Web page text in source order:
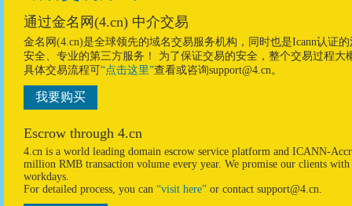
通过金名网(4.cn) 中介交易
金名网(4.cn)是全球领先的域名交易服务机构，同时也是Icann认证
安全、专业的第三方服务！ 为了保证交易的安全，整个交易过程大
具体交易流程可“点击这里”查看或咨询support@4.cn。
我要购买
Escrow through 4.cn
4.cn is a world leading domain escrow service platform and ICANN-
million RMB transaction volume every year. We promise our clients
workdays.
For detailed process, you can “visit here” or contact support@4.cn.